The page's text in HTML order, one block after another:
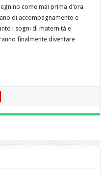
come mai prima d’ora
di accompagnamento e
i sogni di maternità e
finalmente diventare